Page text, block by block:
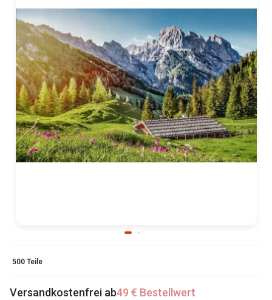
500 Teile
Versandkostenfrei ab49 € Bestellwert